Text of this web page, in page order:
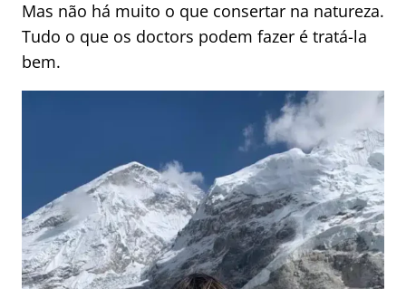
Mas não há muito o que consertar na natureza.
Tudo o que os doctors podem fazer é tratá-la
bem.